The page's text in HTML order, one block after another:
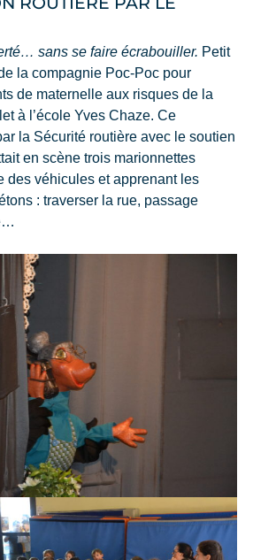
sans se faire écrabouiller. Petit
la compagnie Poc-Poc pour
de maternelle aux risques de la
à l’école Yves Chaze. Ce
la Sécurité routière avec le soutien
en scène trois marionnettes
des véhicules et apprenant les
: traverser la rue, passage